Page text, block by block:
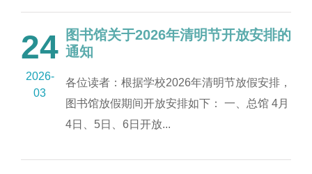
24
2026-
03
图书馆关于2026年清明节开放安排的
通知
各位读者：根据学校2026年清明节放假安排，
图书馆放假期间开放安排如下： 一、总馆 4月
4日、5日、6日开放...